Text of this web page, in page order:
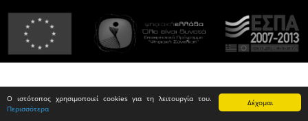
Δέχομαι
Ο ιστότοπος χρησιμοποιεί cookies για τη λειτουργία του.
Περισσότερα